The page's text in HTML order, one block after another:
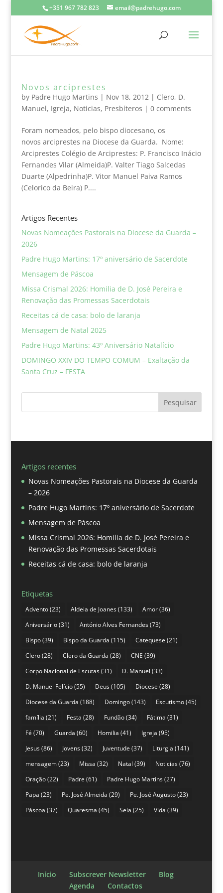
+351 967 782 823 email@padrehugo.com
Novos arciprestes
by Padre Hugo Martins | Nov 18, 2012| Clero, D.
Manuel, Igreja, Noticias, Presbíteros | 0 comments
Foram nomeados, pelo bispo diocesano, os
novos arciprestes na Diocese da Guarda. Nome:
Arciprestes Colégio de Arciprestes: P. Francisco Inácio
Fernandes Vilar (Almeida)P. Valter Tiago Salcedas
Duarte (Alpedrinha)P. Vitor Manuel Paiva Ramos
(Celorico da Beira) P....
Artigos Recentes
Novas Nomeações Pastorais na Diocese da Guarda –
2026
Padre Hugo Martins: 17º aniversário de Sacerdote
Mensagem de Páscoa
Missa Crismal 2026: Homilia de D. José Pereira e
Renovação das Promessas Sacerdotais
Receitas cá de casa: bolo de laranja
Mensagem de Natal 2025
Padre Hugo Martins: 43º Aniversário Natalício
DOMINGO XXIV DO TEMPO COMUM – Exaltação da
Santa Cruz – FESTA
Pesquisar
Artigos recentes
Novas Nomeações Pastorais na Diocese da Guarda
– 2026
Padre Hugo Martins: 17º aniversário de Sacerdote
Mensagem de Páscoa
Missa Crismal 2026: Homilia de D. José Pereira e
Renovação das Promessas Sacerdotais
Receitas cá de casa: bolo de laranja
Etiquetas
Advento(23) Aldeia de Joanes(133) Amor(36)
Aniversário(31) António Alves Fernandes(73)
Bispo(39) Bispo da Guarda (115) Catequese (21)
Clero(28) Clero da Guarda (28) CNE (39)
Corpo Nacional de Escutas(31) D. Manuel (33)
D. Manuel Felício(55) Deus(105) Diocese (28)
Diocese da Guarda (188) Domingo(143) Escutismo(45)
família (21) Festa (28) Fundão(34) Fátima (31)
Fé (70) Guarda (60) Homilia (41) Igreja (95)
Jesus(86) Jovens(32) Juventude (37) Liturgia (141)
mensagem(23) Missa (32) Natal (39) Noticias(76)
Oração(22) Padre (61) Padre Hugo Martins(27)
Papa (23) Pe. José Almeida (29) Pe. José Augusto(23)
Páscoa (37) Quaresma (45) Seia (25) Vida (39)
Início Subscrever Newsletter
Blog
Agenda
Contactos